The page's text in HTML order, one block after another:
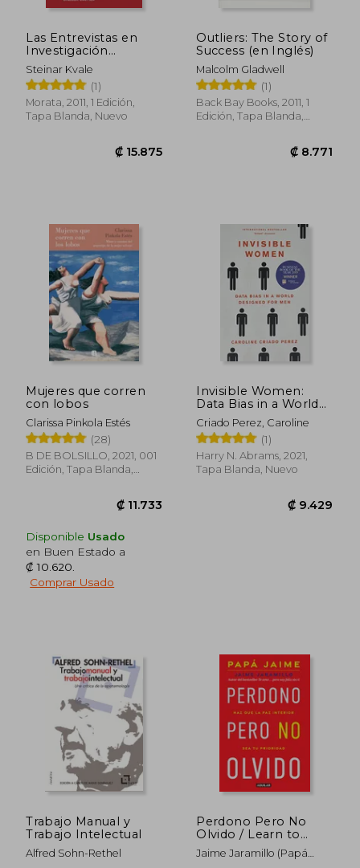
₡ 6.272
₡ 10.159
Las Entrevistas en
Investigación
Cualitativa
Steinar Kvale
(1)
Morata, 2011, 1 Edición,
Tapa Blanda, Nuevo
Outliers: The Story of
Success (en Inglés)
Malcolm Gladwell
(1)
Back Bay Books, 2011, 1
Edición, Tapa Blanda,
Mujeres que corren
con lobos
Clarissa Pinkola Estés
(28)
B DE BOLSILLO, 2021, 001
Edición, Tapa Blanda,
Disponible Usado
en Buen Estado a
₡ 10.620
Comprar Usado
Invisible Women:
Data Bias in a World
Designed for men (en
Inglés)
Criado Perez, Caroline
(1)
Harry N. Abrams, 2021,
Tapa Blanda, Nuevo
Trabajo Manual y
Trabajo Intelectual
Alfred Sohn-Rethel
Perdono Pero No
Olvido / Learn to
Forgive Without
Forgetting What
Jaime Jaramillo (Papá